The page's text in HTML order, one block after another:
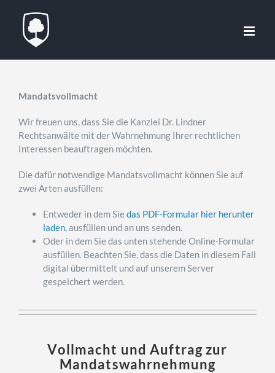
Inhalt
springen
Mandatsvollmacht
Wir freuen uns, dass Sie die Kanzlei Dr. Lindner
Rechtsanwälte mit der Wahrnehmung Ihrer rechtlichen
Interessen beauftragen möchten.
Die dafür notwendige Mandatsvollmacht können Sie auf
zwei Arten ausfüllen:
Entweder in dem Siedas PDF-Formular hier herunter
laden, ausfüllen und an uns senden.
Oder in dem Sie das unten stehende Online-Formular
ausfüllen. Beachten Sie, dass die Daten in diesem Fall
digital übermittelt und auf unserem Server
gespeichert werden.
Vollmacht und Auftrag zur
Mandatswahrnehmung